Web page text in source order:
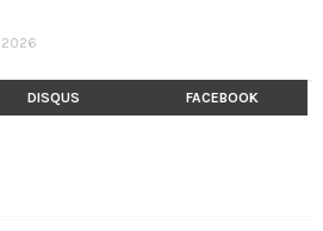
2026
DISQUS FACEBOOK